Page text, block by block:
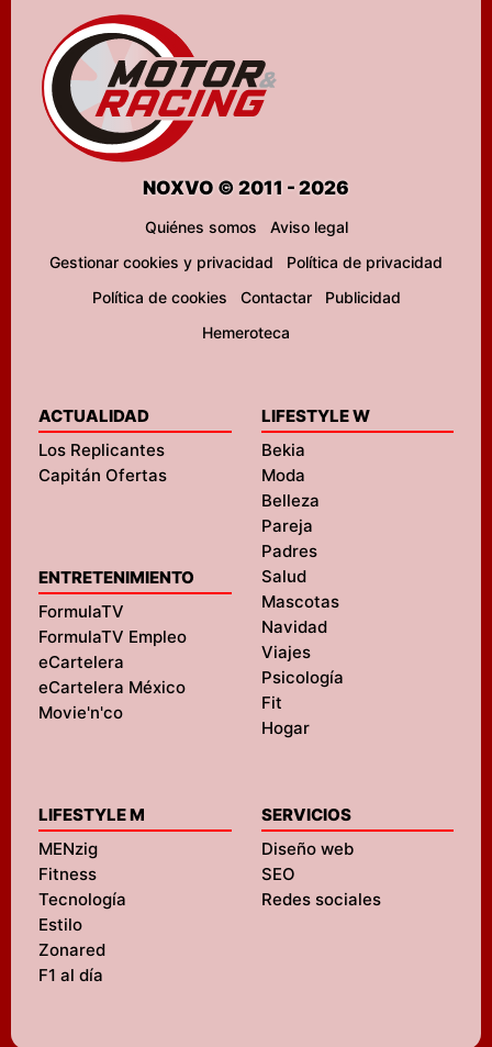
NOXVO © 2011 - 2026
Quiénes somos
Aviso legal
Gestionar cookies y privacidad
Política de privacidad
Política de cookies
Contactar
Publicidad
Hemeroteca
ACTUALIDAD
Los Replicantes
Capitán Ofertas
ENTRETENIMIENTO
FormulaTV
FormulaTV Empleo
eCartelera
eCartelera México
Movie'n'co
LIFESTYLE W
Bekia
Moda
Belleza
Pareja
Padres
Salud
Mascotas
Navidad
Viajes
Psicología
Fit
Hogar
LIFESTYLE M
MENzig
Fitness
Tecnología
Estilo
Zonared
F1 al día
SERVICIOS
Diseño web
SEO
Redes sociales